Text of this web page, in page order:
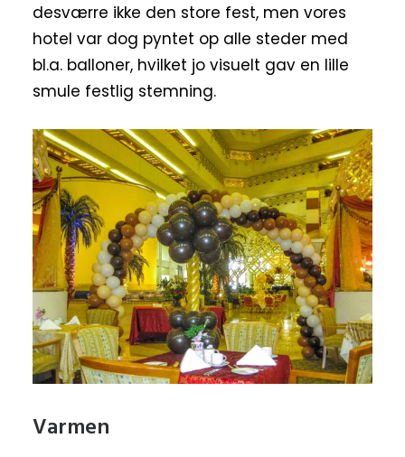
desværre ikke den store fest, men vores
hotel var dog pyntet op alle steder med
bl.a. balloner, hvilket jo visuelt gav en lille
smule festlig stemning.
Varmen